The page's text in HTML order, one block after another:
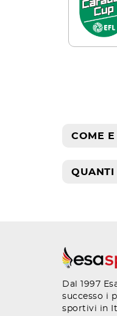
COME
QUANTI
Dal 1997
successo i
sportivi in